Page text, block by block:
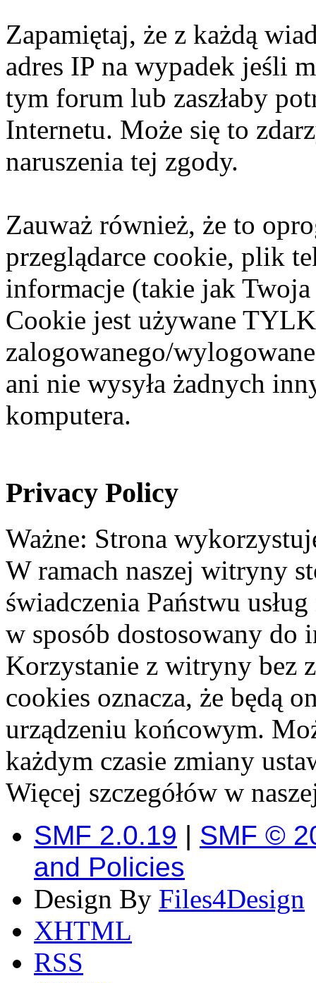
Zapamiętaj, że z każdą
adres IP na wypadek jeśli
tym forum lub zaszłaby
Internetu. Może się to
naruszenia tej zgody.
Zauważ również, że to
przeglądarce cookie, plik
informacje (takie jak
Cookie jest używane
zalogowanego/
ani nie wysyła żadnych
komputera.
Privacy Policy
Ważne: Strona
W ramach naszej witryny
świadczenia Państwu
w sposób dostosowany do
Korzystanie z witryny bez
cookies oznacza, że będą
urządzeniu końcowym.
każdym czasie zmiany
Więcej szczegółów w
SMF 2.0.19 | SMF ©
and Policies
Design By Files4Design
XHTML
RSS